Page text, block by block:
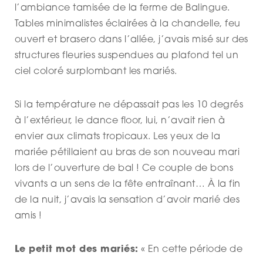
l’ambiance tamisée de la ferme de Balingue.
Tables minimalistes éclairées à la chandelle, feu
ouvert et brasero dans l’allée, j’avais misé sur des
structures fleuries suspendues au plafond tel un
ciel coloré surplombant les mariés.
Si la température ne dépassait pas les 10 degrés
à l’extérieur, le dance floor, lui, n’avait rien à
envier aux climats tropicaux. Les yeux de la
mariée pétillaient au bras de son nouveau mari
lors de l’ouverture de bal ! Ce couple de bons
vivants a un sens de la fête entraînant… À la fin
de la nuit, j’avais la sensation d’avoir marié des
amis !
Le petit mot des mariés: « En cette période de